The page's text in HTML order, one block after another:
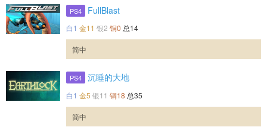
PS4 FullBlast
白1 金11 银2 铜0 总14
简中
PS4 沉睡的大地
白1 金5 银11 铜18 总35
简中